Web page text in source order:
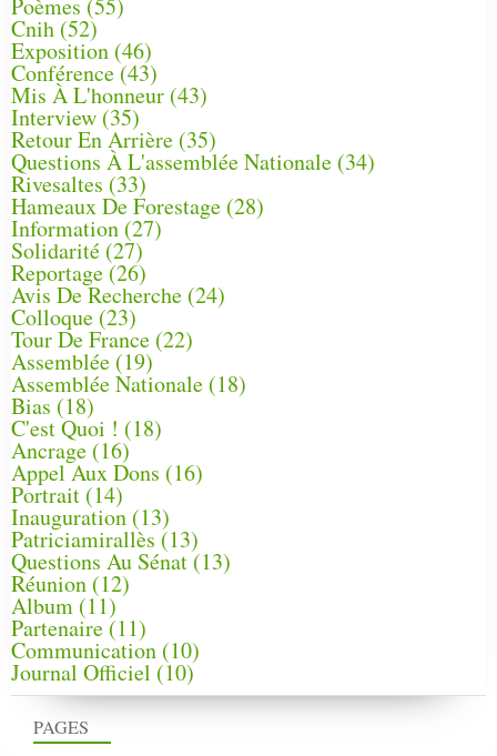
PAGES
Poèmes (55)
Cnih (52)
Exposition (46)
Conférence(43)
Mis À L'honneur (43)
Interview (35)
Retour En Arrière (35)
Questions À L'assemblée Nationale (34)
Rivesaltes (33)
Hameaux De Forestage (28)
Information (27)
Solidarité (27)
Reportage (26)
Avis De Recherche (24)
Colloque (23)
Tour De France (22)
Assemblée (19)
Assemblée Nationale (18)
Bias (18)
C'est Quoi ! (18)
Ancrage (16)
Appel Aux Dons (16)
Portrait (14)
Inauguration (13)
Patriciamirallès (13)
Questions Au Sénat(13)
Réunion (12)
Album (11)
Partenaire(11)
Communication (10)
Journal Officiel (10)